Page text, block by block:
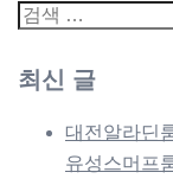
검
최신 글
대전알라딘
유성스머프